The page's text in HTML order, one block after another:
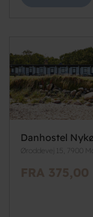
Danhostel
Øroddevej 15, 7900
FRA 375,00